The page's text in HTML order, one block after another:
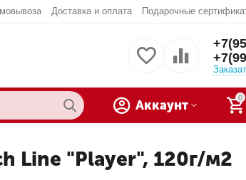
Доставка и оплата Подарочные
0
Аккаунт
Line "Player", 120г/м2